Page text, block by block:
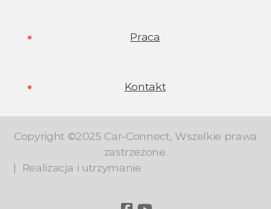
Praca
Kontakt
Copyright ©2025 Car-Connect, Wszelkie prawa
zastrzeżone.
|
Realizacja i utrzymanie